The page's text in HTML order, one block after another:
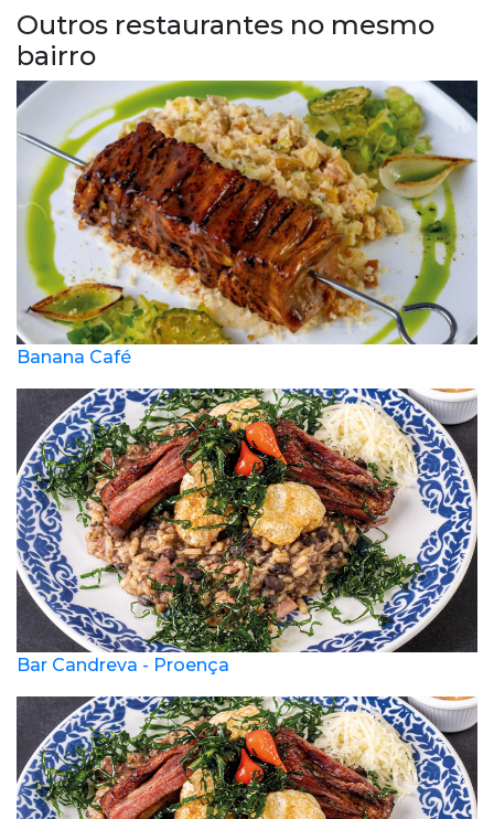
Outros restaurantes no mesmo
bairro
Banana Café
Bar Candreva - Proença